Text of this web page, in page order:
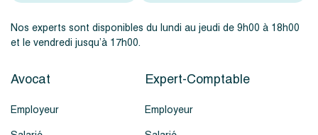
Nos experts sont disponibles du lundi au jeudi de 9h00 à 18h00
et le vendredi jusqu’à 17h00.
Avocat
Employeur
Expert-Comptable
Employeur